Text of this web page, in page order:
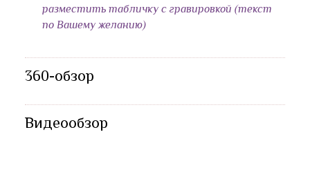
разместить табличку с гравировкой (текст
по Вашему желанию)
360-обзор
Видеообзор